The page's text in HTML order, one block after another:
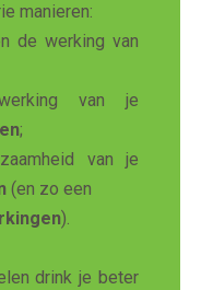
manieren:
de werking van
van je
;
van je
(en zo een
).
drink je beter